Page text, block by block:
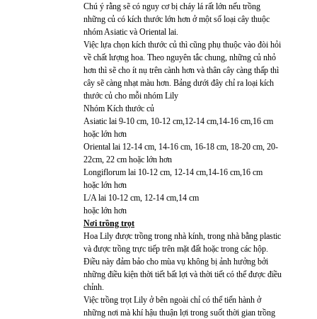
Chú ý rằng sẽ có nguy cơ bị cháy lá rất lớn nếu trồng
những củ có kích thước lớn hơn ở một số loại cây thuộc
nhóm Asiatic và Oriental lai.
Việc lựa chọn kích thước củ thì cũng phụ thuộc vào đòi hỏi
về chất lượng hoa. Theo nguyên tắc chung, những củ nhỏ
hơn thì sẽ cho ít nụ trên cành hơn và thân cây càng thấp thì
cây sẽ càng nhạt màu hơn. Bảng dưới đây chỉ ra loại kích
thước củ cho mỗi nhóm Lily
Nhóm Kích thước củ
Asiatic lai 9-10 cm, 10-12 cm,12-14 cm,14-16 cm,16 cm
hoặc lớn hơn
Oriental lai 12-14 cm, 14-16 cm, 16-18 cm, 18-20 cm, 20-
22cm, 22 cm hoặc lớn hơn
Longiflorum lai 10-12 cm, 12-14 cm,14-16 cm,16 cm
hoặc lớn hơn
L/A lai 10-12 cm, 12-14 cm,14 cm
hoặc lớn hơn
Nơi trồng trọt
Hoa Lily được trồng trong nhà kính, trong nhà bằng plastic
và được trồng trực tiếp trên mặt đất hoặc trong các hộp.
Điều này đảm bảo cho mùa vụ không bị ảnh hưởng bởi
những điều kiện thời tiết bất lợi và thời tiết có thể được điều
chỉnh.
Việc trồng trọt Lily ở bên ngoài chỉ có thể tiến hành ở
những nơi mà khí hậu thuận lợi trong suốt thời gian trồng